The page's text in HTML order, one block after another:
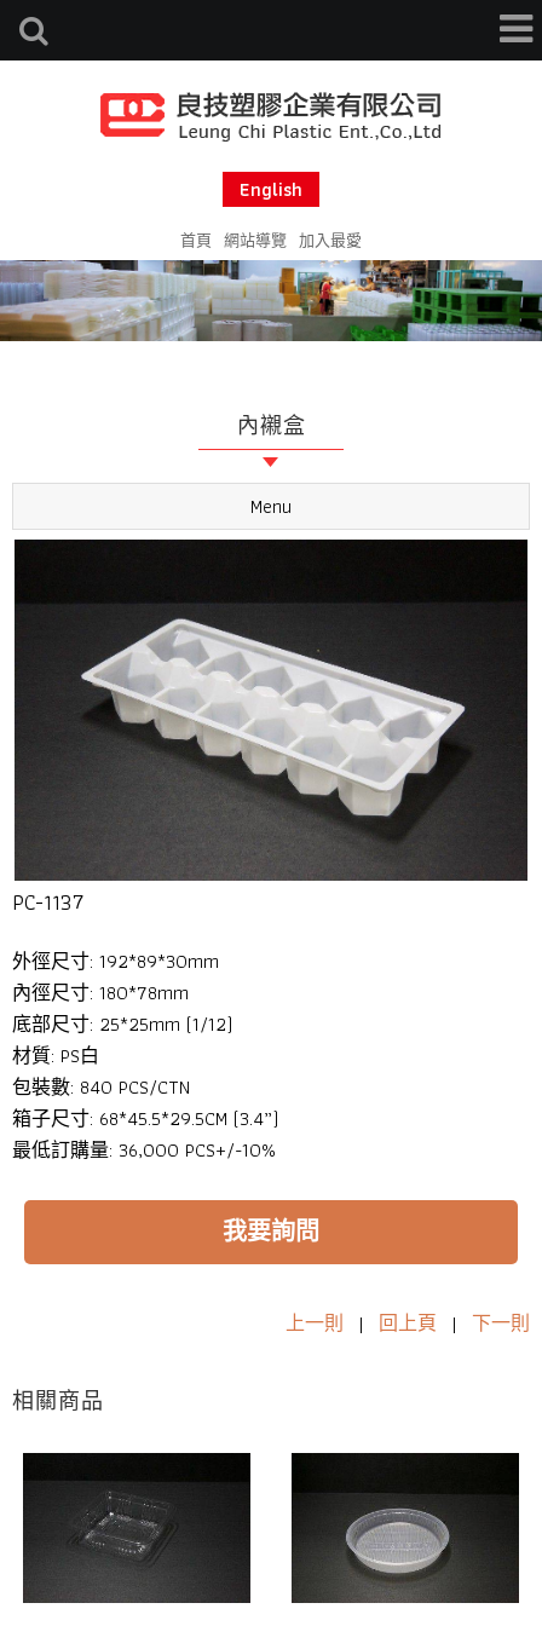
English
首頁 網站導覽 加入最愛
內襯盒
Menu
PC-1137
外徑尺寸: 192*89*30mm
內徑尺寸: 180*78mm
底部尺寸: 25*25mm (1/12)
材質: PS白
包裝數: 840 PCS/CTN
箱子尺寸: 68*45.5*29.5CM (3.4”)
最低訂購量: 36,000 PCS+/-10%
我要詢問
上一則 | 回上頁 | 下一則
相關商品